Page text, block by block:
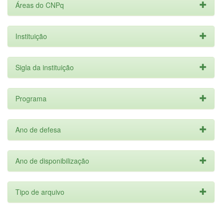
Áreas do CNPq
Instituição
Sigla da instituição
Programa
Ano de defesa
Ano de disponibilização
Tipo de arquivo